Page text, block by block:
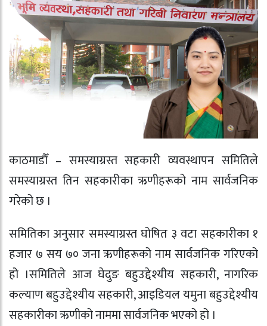
काठमाडौँ – समस्याग्रस्त सहकारी व्यवस्थापन समितिले
समस्याग्रस्त तिन सहकारीका ऋणीहरूको नाम सार्वजनिक
गरेको छ ।
समितिका अनुसार समस्याग्रस्त घोषित ३ वटा सहकारीका १
हजार ७ सय ७० जना ऋणीहरूको नाम सार्वजनिक गरिएको
हो ।समितिले आज घेदुङ बहुउद्देश्यीय सहकारी, नागरिक
कल्याण बहुउद्देश्यीय सहकारी, आइडियल यमुना बहुउद्देश्यीय
सहकारीका ऋणीको नाममा सार्वजनिक भएको हो ।